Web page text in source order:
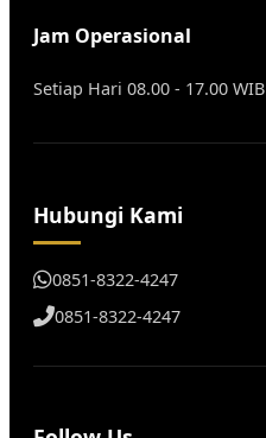
Jam Operasional
Setiap Hari 08.00 - 17.00 WIB
Hubungi Kami
0851-8322-4247
0851-8322-4247